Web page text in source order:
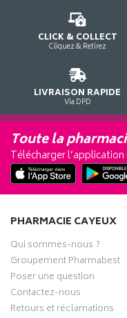
CLICK & COLLECT
Cliquez & Retirez
LIVRAISON RAPIDE
Via DPD
Toute la
Télécharger
PHARMACIE CAYEUX
Qui sommes-nous ?
Groupement Pharmabest
Poser une question
Contactez-nous
Retours et réclamations